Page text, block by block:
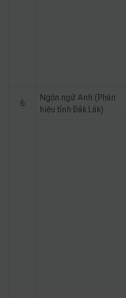
6
Ngôn ngữ Anh (Phân
hiệu tỉnh Đắk Lắk)